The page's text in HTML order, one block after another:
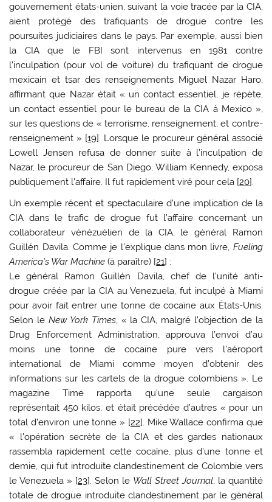
gouvernement états-unien, suivant la voie tracée par la CIA,
aient protégé des trafiquants de drogue contre les
poursuites judiciaires dans le pays. Par exemple, aussi bien
la CIA que le FBI sont intervenus en 1981 contre
l’inculpation (pour vol de voiture) du trafiquant de drogue
mexicain et tsar des renseignements Miguel Nazar Haro,
affirmant que Nazar était « un contact essentiel, je répète,
un contact essentiel pour le bureau de la CIA à Mexico »,
sur les questions de « terrorisme, renseignement, et contre-
renseignement » [19]. Lorsque le procureur général associé
Lowell Jensen refusa de donner suite à l’inculpation de
Nazar, le procureur de San Diego, William Kennedy, exposa
publiquement l’affaire. Il fut rapidement viré pour cela [20].
Un exemple récent et spectaculaire d’une implication de la
CIA dans le trafic de drogue fut l’affaire concernant un
collaborateur vénézuélien de la CIA, le général Ramon
Guillén Davila. Comme je l’explique dans mon livre, Fueling
America’s War Machine (à paraître) [21] :
Le général Ramon Guillén Davila, chef de l’unité anti-
drogue créée par la CIA au Venezuela, fut inculpé à Miami
pour avoir fait entrer une tonne de cocaïne aux États-Unis.
Selon le New York Times, « la CIA, malgré l’objection de la
Drug Enforcement Administration, approuva l’envoi d’au
moins une tonne de cocaïne pure vers l’aéroport
international de Miami comme moyen d’obtenir des
informations sur les cartels de la drogue colombiens ». Le
magazine Time rapporta qu’une seule cargaison
représentait 450 kilos, et était précédée d’autres « pour un
total d’environ une tonne » [22]. Mike Wallace confirma que
« l’opération secrète de la CIA et des gardes nationaux
rassembla rapidement cette cocaïne, plus d’une tonne et
demie, qui fut introduite clandestinement de Colombie vers
le Venezuela » [23]. Selon le Wall Street Journal, la quantité
totale de drogue introduite clandestinement par le général